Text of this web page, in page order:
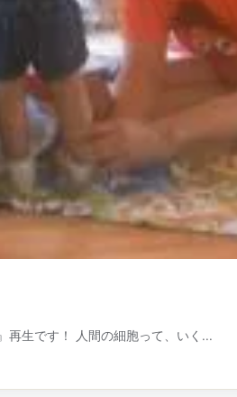
再生です！ 人間の細胞って、いく...